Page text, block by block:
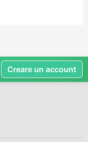
Creare un account